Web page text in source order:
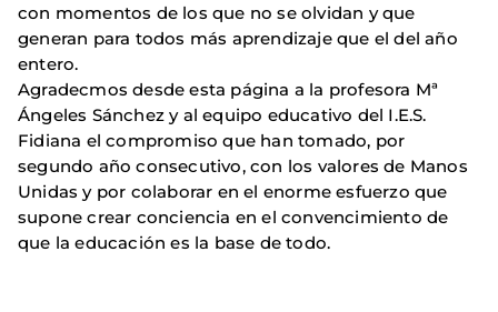
con momentos de los que no se olvidan y que
generan para todos más aprendizaje que el del año
entero.
Agradecmos desde esta página a la profesora Mª
Ángeles Sánchez y al equipo educativo del I.E.S.
Fidiana el compromiso que han tomado, por
segundo año consecutivo, con los valores de Manos
Unidas y por colaborar en el enorme esfuerzo que
supone crear conciencia en el convencimiento de
que la educación es la base de todo.